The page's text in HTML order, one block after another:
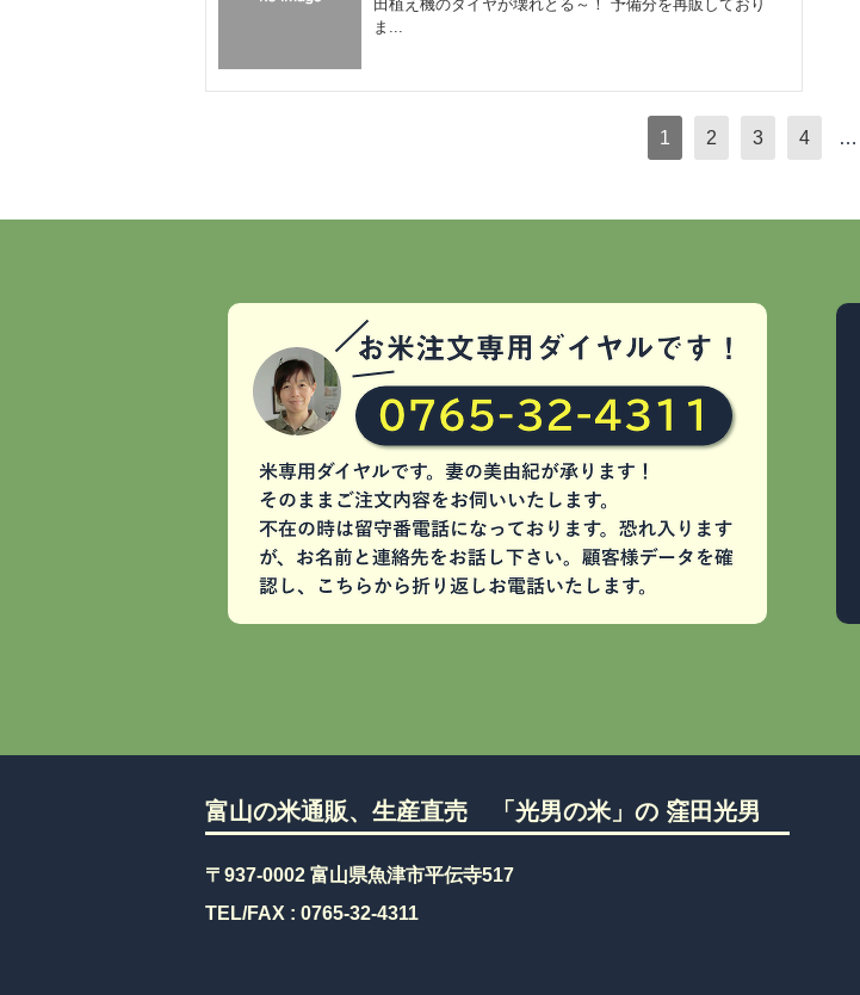
田植え機のタイヤが壊れとる～！ 予備分を再販しており
ま...
1 2 3 4 …
富山の米通販、生産直売 「光男の米」の 窪田光男
〒937-0002 富山県魚津市平伝寺517
TEL/FAX : 0765-32-4311